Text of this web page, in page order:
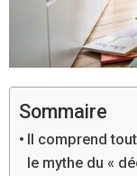
Sommaire
Il comprend
le mythe du «